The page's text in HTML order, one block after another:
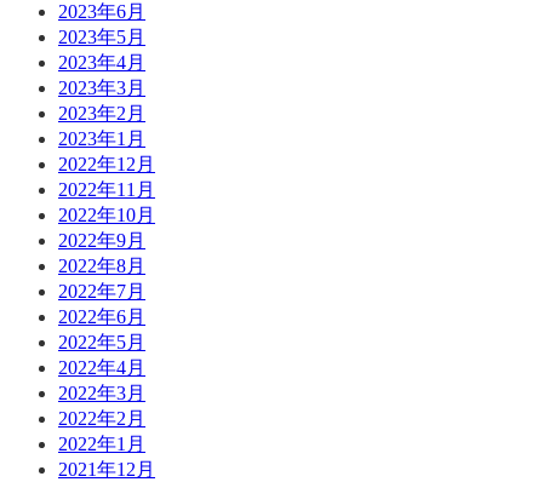
2023年6月
2023年5月
2023年4月
2023年3月
2023年2月
2023年1月
2022年12月
2022年11月
2022年10月
2022年9月
2022年8月
2022年7月
2022年6月
2022年5月
2022年4月
2022年3月
2022年2月
2022年1月
2021年12月